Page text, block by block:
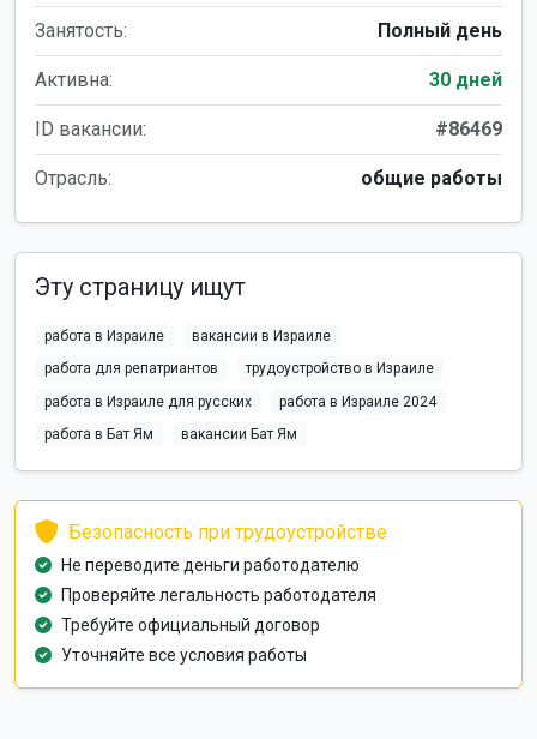
Занятость: Полный день
Активна: 30 дней
ID вакансии: #86469
Отрасль: общие работы
Эту страницу ищут
работа в Израиле
вакансии в Израиле
работа для репатриантов
трудоустройство в Израиле
работа в Израиле для русских
работа в Израиле 2024
работа в Бат Ям
вакансии Бат Ям
Безопасность при трудоустройстве
Не переводите деньги работодателю
Проверяйте легальность работодателя
Требуйте официальный договор
Уточняйте все условия работы